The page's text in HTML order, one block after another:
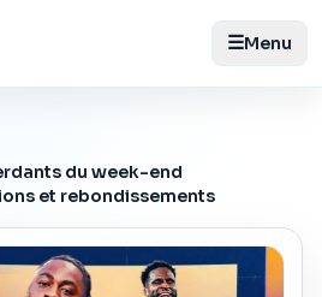
☰Menu
du week-end
et rebondissements